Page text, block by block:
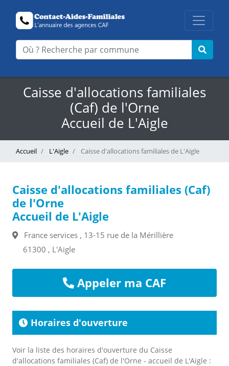
Caisse d'allocations familiales
(Caf) de l'Orne
Accueil de L'Aigle
Accueil L'Aigle Caisse d'allocations familiales de L'Aigle
Caisse d'allocations familiales (Caf)
de l'Orne
Accueil de L'Aigle
France services , 13-15 rue de la Mérillière
61300 , L'Aigle
Appeler ma CAF
Horaires d'ouverture
Voir la liste des horaires d'ouverture du Caisse
d'allocations familiales (Caf) de l'Orne - accueil de L'Aigle :